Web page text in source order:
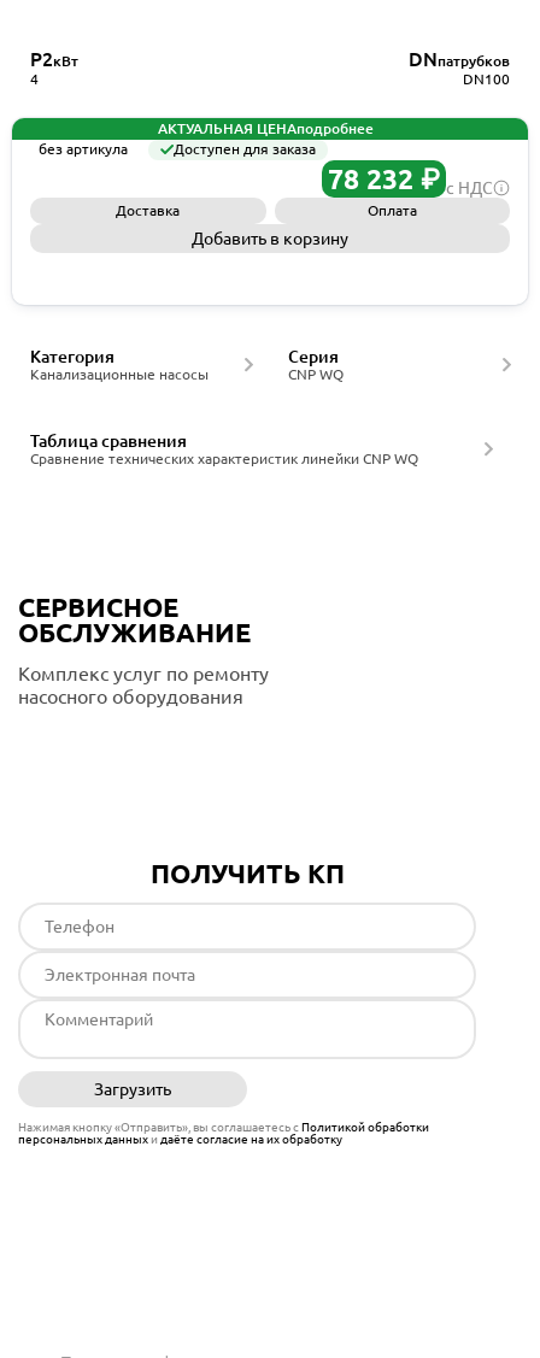
P2кВт
4
DNпатрубков
DN100
АКТУАЛЬНАЯ ЦЕНАподробнее
без артикула
Доступен для заказа
78 232 ₽ с НДС
Доставка Оплата
Добавить в корзину
Канализационные насосы
Категория
CNP WQ
Серия
Сравнение технических характеристик линейки CNP WQ
Таблица сравнения
СЕРВИСНОЕ
ОБСЛУЖИВАНИЕ
Комплекс услуг по ремонту
насосного оборудования
ПОЛУЧИТЬ КП
Загрузить
Нажимая кнопку «Отправить», вы соглашаетесь сПолитикой обработки
персональных данныхи даёте согласие на их обработку